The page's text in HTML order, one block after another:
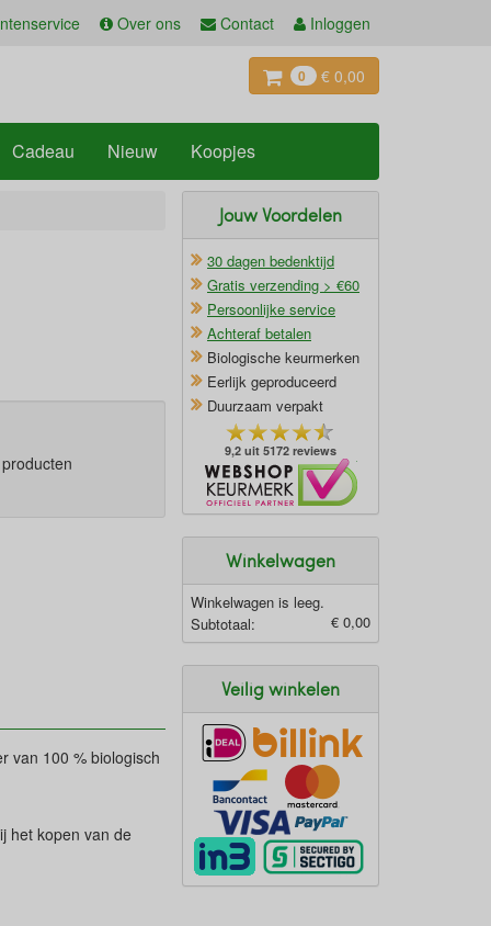
Over ons Contact Inloggen
0 € 0,00
Cadeau Nieuw Koopjes
van 100 % biologisch
het kopen van de
Jouw Voordelen
30 dagen bedenktijd
Gratis verzending > €60
Persoonlijke service
Achteraf betalen
Biologische keurmerken
Eerlijk geproduceerd
Duurzaam verpakt
9,2 uit 5172 reviews
Winkelwagen
Winkelwagen is leeg.
Subtotaal:
€ 0,00
Veilig winkelen